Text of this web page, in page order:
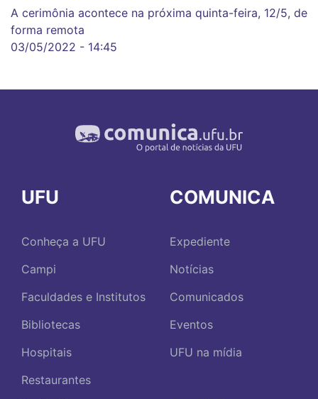
A cerimônia acontece na próxima quinta-feira, 12/5, de
forma remota
03/05/2022 - 14:45
UFU
Conheça a UFU
Campi
Faculdades e Institutos
Bibliotecas
Hospitais
Restaurantes
COMUNICA
Expediente
Notícias
Comunicados
Eventos
UFU na mídia